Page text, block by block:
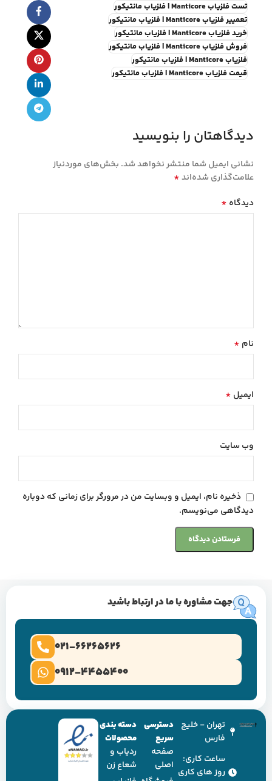
تست فلزیاب Manticore | فلزیاب مانتیکور
تعمییر فلزیاب Manticore | فلزیاب مانتیکور
خرید فلزیاب Manticore | فلزیاب مانتیکور
فروش فلزیاب Manticore | فلزیاب مانتیکور
فلزیاب Manticore | فلزیاب مانتیکور
قیمت فلزیاب Manticore | فلزیاب مانتیکور
دیدگاهتان را بنویسید
نشانی ایمیل شما منتشر نخواهد شد. بخش‌های موردنیاز
علامت‌گذاری شده‌اند*
دیدگاه *
نام *
ایمیل *
وب‌ سایت
ذخیره نام، ایمیل و وبسایت من در مرورگر برای زمانی که دوباره
دیدگاهی می‌نویسم.
جهت مشاوره با ما در ارتباط باشید
0912-4455400
021-66265626
تهران - خلیج
فارس
ساعت کاری:
روز های کاری
دسترسی
سریع
صفحه
اصلی
دسته بندی
محصولات
ردیاب و
شعاع زن